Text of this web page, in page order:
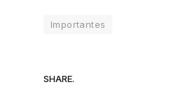
Importantes
SHARE.